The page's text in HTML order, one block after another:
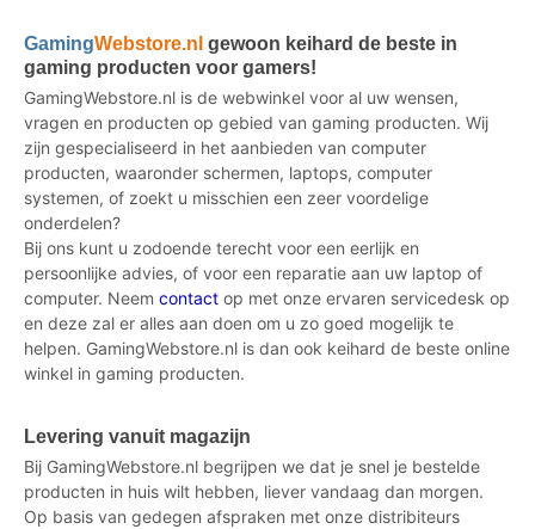
GamingWebstore.nl gewoon keihard de beste in
gaming producten voor gamers!
GamingWebstore.nl is de webwinkel voor al uw wensen,
vragen en producten op gebied van gaming producten. Wij
zijn gespecialiseerd in het aanbieden van computer
producten, waaronder schermen, laptops, computer
systemen, of zoekt u misschien een zeer voordelige
onderdelen?
Bij ons kunt u zodoende terecht voor een eerlijk en
persoonlijke advies, of voor een reparatie aan uw laptop of
computer. Neem contact op met onze ervaren servicedesk op
en deze zal er alles aan doen om u zo goed mogelijk te
helpen. GamingWebstore.nl is dan ook keihard de beste online
winkel in gaming producten.
Levering vanuit magazijn
Bij GamingWebstore.nl begrijpen we dat je snel je bestelde
producten in huis wilt hebben, liever vandaag dan morgen.
Op basis van gedegen afspraken met onze distribiteurs